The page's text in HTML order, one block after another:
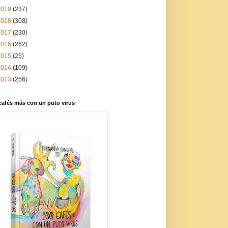
(237)
(308)
(230)
(262)
(25)
(109)
(256)
más con un puto virus